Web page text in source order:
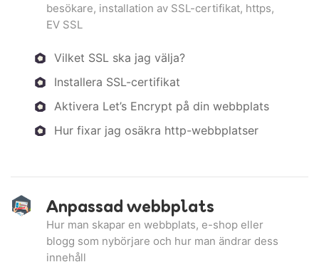
besökare, installation av SSL-certifikat, https,
EV SSL
Vilket SSL ska jag välja?
Installera SSL-certifikat
Aktivera Let’s Encrypt på din webbplats
Hur fixar jag osäkra http-webbplatser
Anpassad webbplats
Hur man skapar en webbplats, e-shop eller
blogg som nybörjare och hur man ändrar dess
innehåll